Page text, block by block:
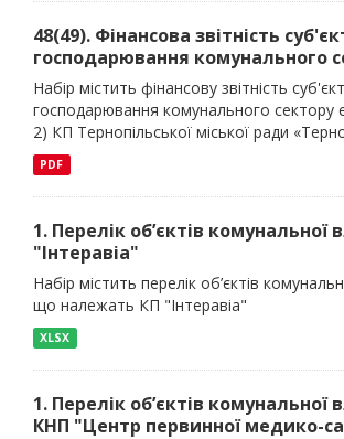
48(49). Фінансова звітність
господарювання комунального
Набір містить фінансову звітність
господарювання комунального сектору
2) КП Тернопільської міської ради
PDF
1. Перелік об’єктів комунальної
"Інтеравіа"
Набір містить перелік об’єктів
що належать КП "Інтеравіа"
XLSX
1. Перелік об’єктів комунальної
КНП "Центр первинної медико-